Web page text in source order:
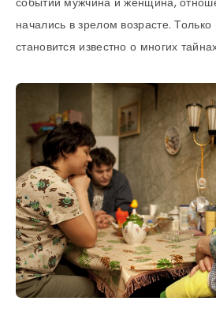
начались в зрелом возрасте.
становится известно о многих